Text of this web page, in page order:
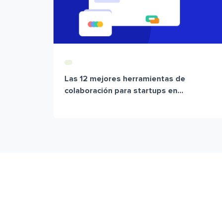
Las 12 mejores herramientas de
colaboración para startups en...